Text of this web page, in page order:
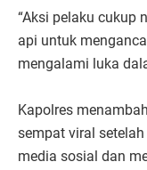
“Aksi pelaku cukup
api untuk
mengalami luka
Kapolres
sempat viral
media sosial dan